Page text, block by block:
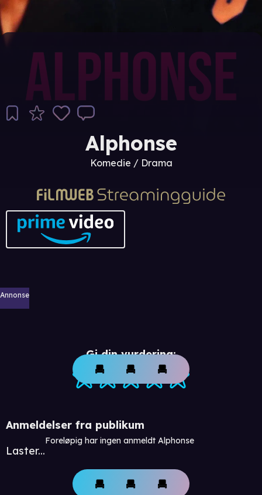
Alphonse
Komedie / Drama
Annonse
Gi din vurdering:
Anmeldelser fra publikum
Laster...
Foreløpig har ingen anmeldt Alphonse